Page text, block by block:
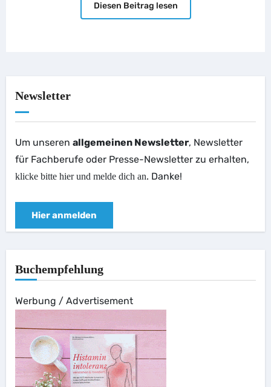
Diesen Beitrag lesen
Newsletter
Um unseren allgemeinen Newsletter, Newsletter
für Fachberufe oder Presse-Newsletter zu erhalten,
klicke bitte hier und melde dich an. Danke!
Hier anmelden
Buchempfehlung
Werbung / Advertisement